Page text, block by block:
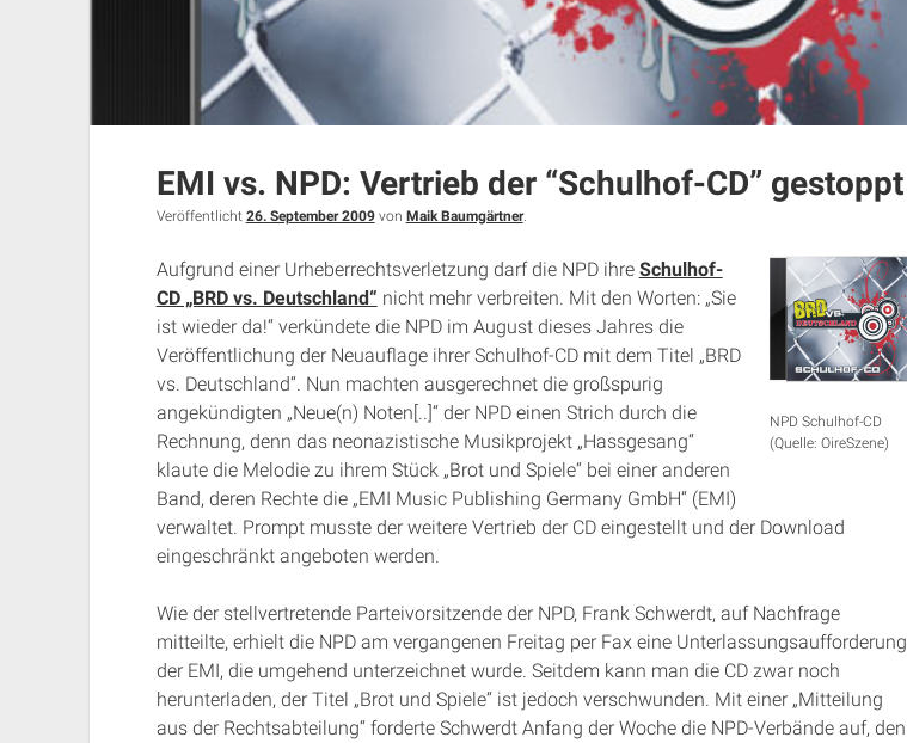
EMI vs. NPD: Vertrieb der “Schulhof-CD” gestoppt
Veröffentlicht 26. September 2009von Maik Baumgärtner.
NPD Schulhof-CD
(Quelle: OireSzene)
Aufgrund einer Urheberrechtsverletzung darf die NPD ihre Schulhof-
CD „BRD vs. Deutschland“ nicht mehr verbreiten. Mit den Worten: „Sie
ist wieder da!“ verkündete die NPD im August dieses Jahres die
Veröffentlichung der Neuauflage ihrer Schulhof-CD mit dem Titel „BRD
vs. Deutschland“. Nun machten ausgerechnet die großspurig
angekündigten „Neue(n) Noten[..]“ der NPD einen Strich durch die
Rechnung, denn das neonazistische Musikprojekt „Hassgesang“
klaute die Melodie zu ihrem Stück „Brot und Spiele“ bei einer anderen
Band, deren Rechte die „EMI Music Publishing Germany GmbH“ (EMI)
verwaltet. Prompt musste der weitere Vertrieb der CD eingestellt und der Download
eingeschränkt angeboten werden.
Wie der stellvertretende Parteivorsitzende der NPD, Frank Schwerdt, auf Nachfrage
mitteilte, erhielt die NPD am vergangenen Freitag per Fax eine Unterlassungsaufforderung
der EMI, die umgehend unterzeichnet wurde. Seitdem kann man die CD zwar noch
herunterladen, der Titel „Brot und Spiele“ ist jedoch verschwunden. Mit einer „Mitteilung
aus der Rechtsabteilung“ forderte Schwerdt Anfang der Woche die NPD-Verbände auf, den